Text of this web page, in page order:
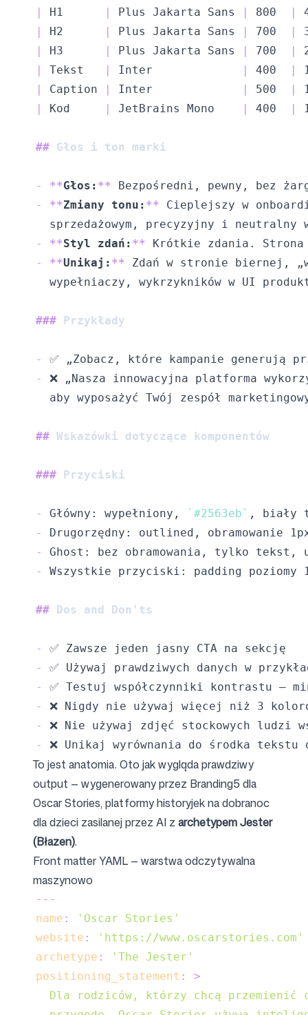
H1 Plus Jakarta Sans 800
H2 Plus Jakarta Sans 700
H3 Plus Jakarta Sans 700
Tekst Inter 400
Caption Inter 500
Kod JetBrains Mono 400
## Głos i ton marki
- **Głos: **
-
**Zmiany tonu: **
- **Styl zdań: **
-
**Unikaj: **
### Przykłady
-
-
## Wskazówki dotyczące komponentów
### Przyciski
- Główny: wypełniony,
`#2563eb`
-
Drugorzędny: outlined, obramowanie
-
-
## Dos and Don'ts
-
-
-
-
-
-
To jest anatomia. Oto jak wygląda prawdziwy
output — wygenerowany przez Branding5 dla
Oscar Stories, platformy historyjek na dobranoc
dla dzieci zasilanej przez AI z archetypem Jester
(Błazen).
Front matter YAML — warstwa odczytywalna
maszynowo
---
name :
'Oscar Stories'
website :
'https://www.oscarstories.com'
archetype :
'The Jester'
positioning_statement : >